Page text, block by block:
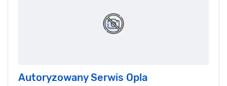
Autoryzowany Serwis Opla